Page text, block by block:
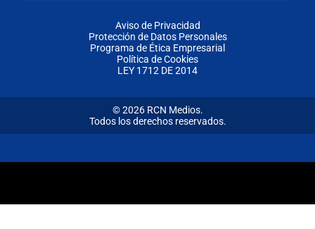
Aviso de Privacidad
Protección de Datos Personales
Programa de Ética Empresarial
Política de Cookies
LEY 1712 DE 2014
© 2026 RCN Medios.
Todos los derechos reservados.